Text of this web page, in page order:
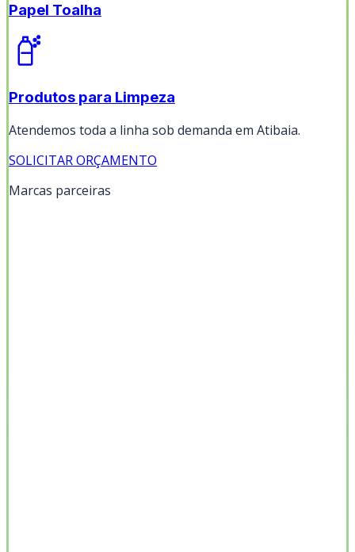
Papel Toalha
Produtos para Limpeza
Atendemos toda a linha sob demanda em Atibaia.
SOLICITAR ORÇAMENTO
Marcas parceiras